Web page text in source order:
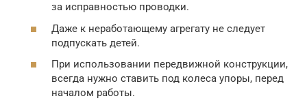
за исправностью проводки.
Даже к неработающему агрегату не следует
подпускать детей.
При использовании передвижной конструкции,
всегда нужно ставить под колеса упоры, перед
началом работы.